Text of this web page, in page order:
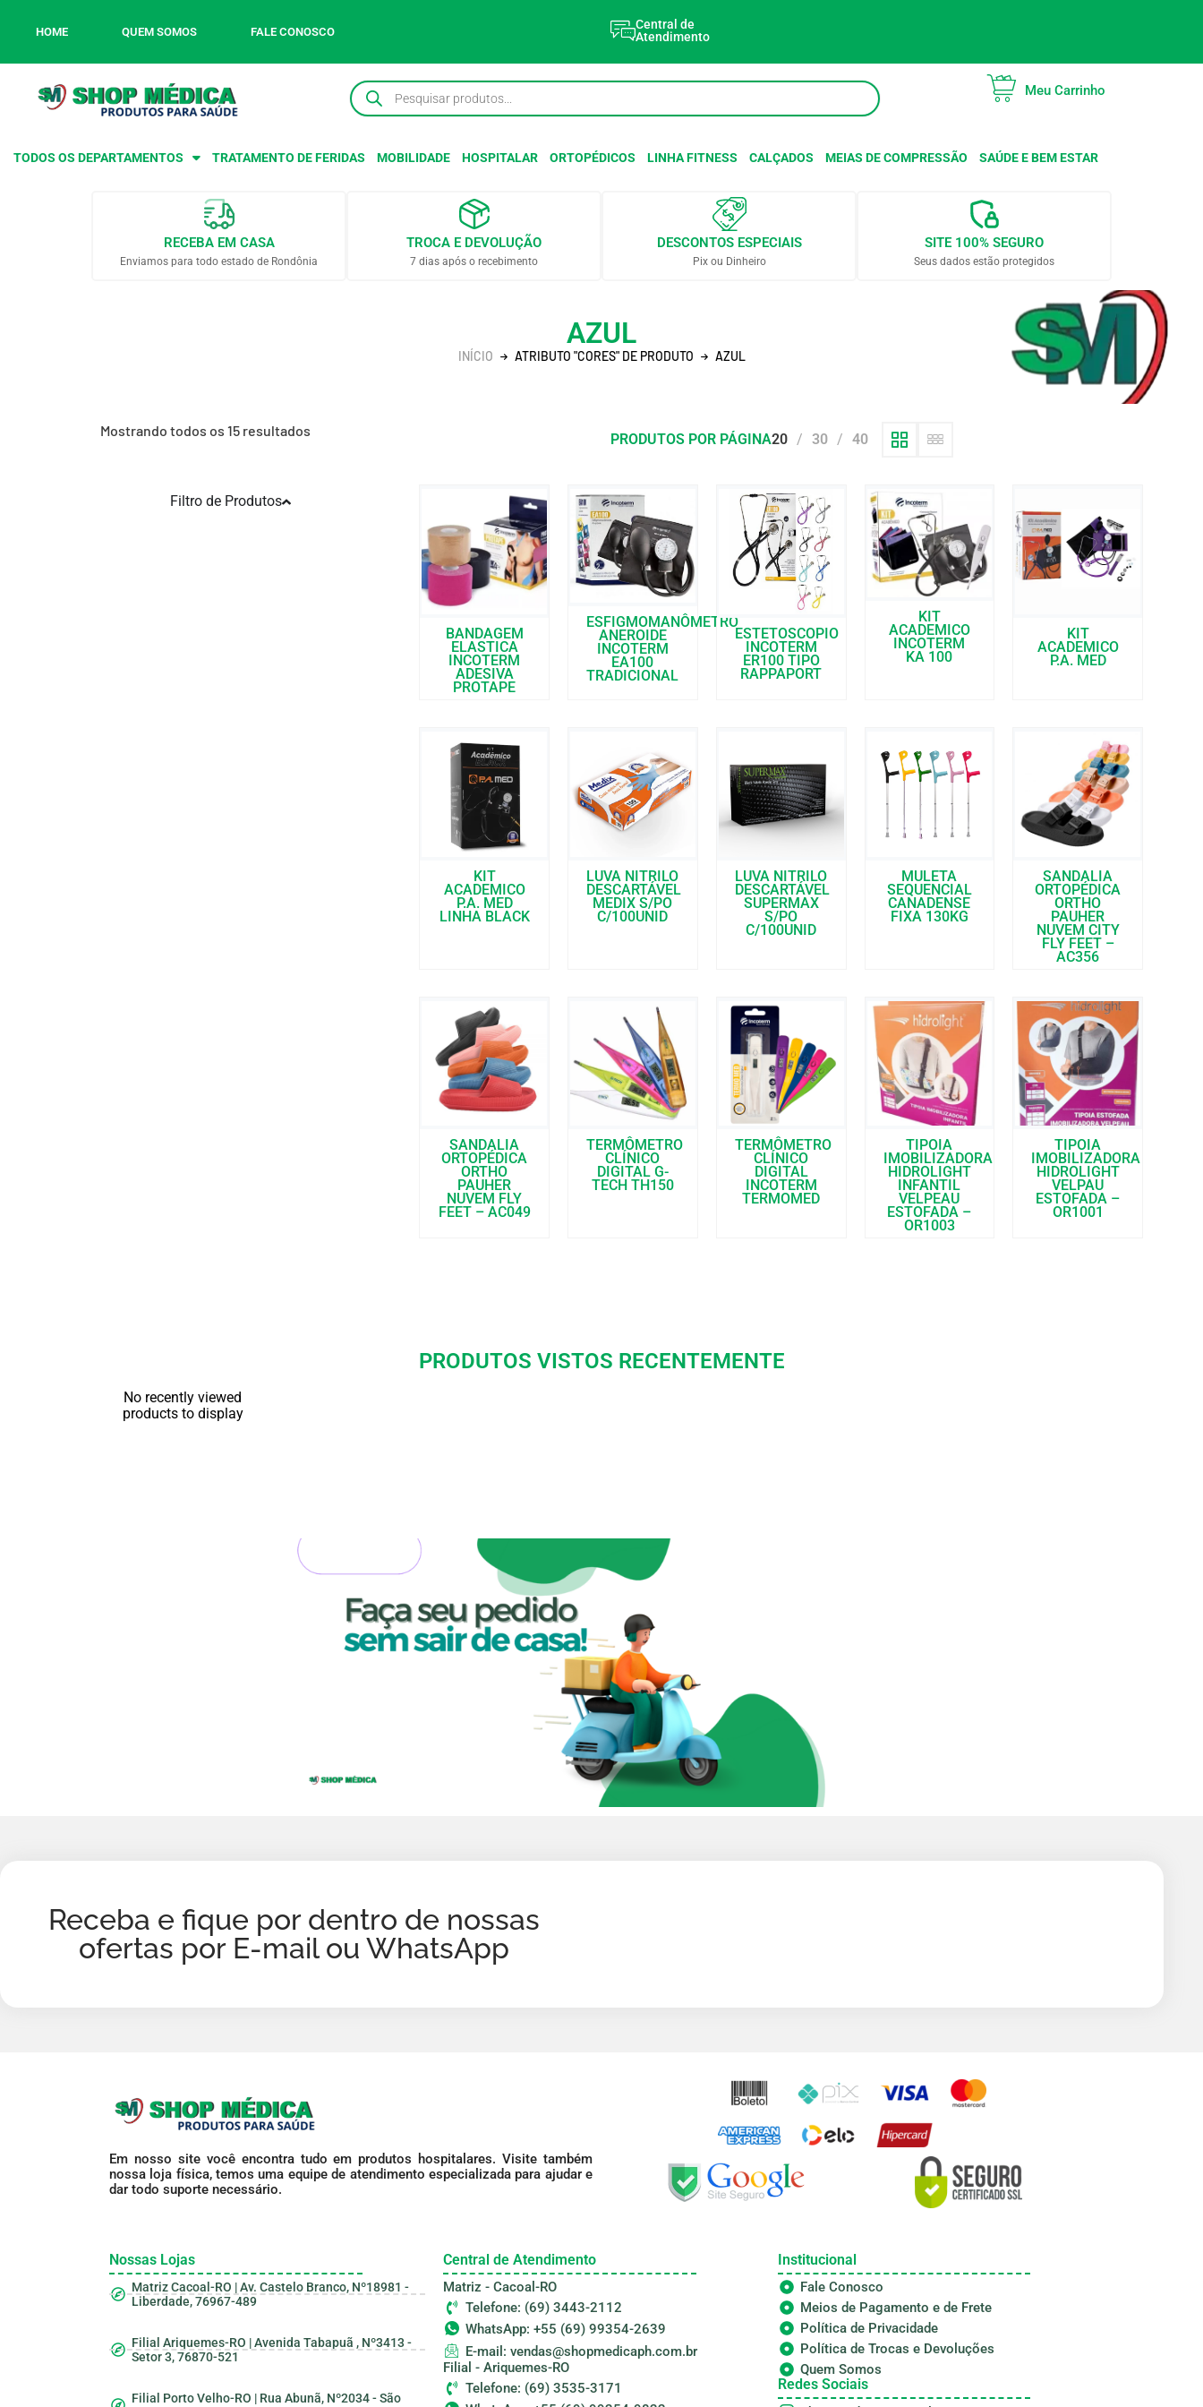
HOME QUEM SOMOS FALE CONOSCO
Central de
Atendimento
Meu Carrinho
TODOS OS DEPARTAMENTOS TRATAMENTO DE FERIDAS MOBILIDADE HOSPITALAR ORTOPÉDICOS LINHA FITNESS CALÇADOS MEIAS DE COMPRESSÃO SAÚDE E BEM ESTAR
RECEBA EM CASA
Enviamos para todo estado de Rondônia
TROCA E DEVOLUÇÃO
7 dias após o recebimento
DESCONTOS ESPECIAIS
Pix ou Dinheiro
SITE 100% SEGURO
Seus dados estão protegidos
AZUL
INÍCIO ATRIBUTO "CORES" DE PRODUTO AZUL
Mostrando todos os 15 resultados
PRODUTOS POR PÁGINA20 30 40
Filtro de Produtos
BANDAGEM
ELASTICA
INCOTERM
ADESIVA
PROTAPE
ESFIGMOMANÔMETRO
ANEROIDE
INCOTERM
EA100
TRADICIONAL
ESTETOSCOPIO
INCOTERM
ER100 TIPO
RAPPAPORT
KIT
ACADEMICO
INCOTERM
KA 100
KIT
ACADEMICO
P.A. MED
KIT
ACADEMICO
P.A. MED
LINHA BLACK
LUVA NITRILO
DESCARTÁVEL
MEDIX S/PO
C/100UNID
LUVA NITRILO
DESCARTÁVEL
SUPERMAX
S/PO
C/100UNID
MULETA
SEQUENCIAL
CANADENSE
FIXA 130KG
SANDALIA
ORTOPÉDICA
ORTHO
PAUHER
NUVEM CITY
FLY FEET –
AC356
SANDALIA
ORTOPÉDICA
ORTHO
PAUHER
NUVEM FLY
FEET – AC049
TERMÔMETRO
CLÍNICO
DIGITAL G-
TECH TH150
TERMÔMETRO
CLÍNICO
DIGITAL
INCOTERM
TERMOMED
TIPOIA
IMOBILIZADORA
HIDROLIGHT
INFANTIL
VELPEAU
ESTOFADA –
OR1003
TIPOIA
IMOBILIZADORA
HIDROLIGHT
VELPAU
ESTOFADA –
OR1001
PRODUTOS VISTOS RECENTEMENTE
No recently viewed
products to display
Receba e fique por dentro de nossas
ofertas por E-mail ou WhatsApp
Em nosso site você encontra tudo em produtos hospitalares. Visite também
nossa loja física, temos uma equipe de atendimento especializada para ajudar e
dar todo suporte necessário.
Nossas Lojas
Matriz Cacoal-RO | Av. Castelo Branco, Nº18981 -
Liberdade, 76967-489
Filial Ariquemes-RO | Avenida Tabapuã , Nº3413 -
Setor 3, 76870-521
Filial Porto Velho-RO | Rua Abunã, Nº2034 - São
Central de Atendimento
Matriz - Cacoal-RO
Telefone: (69) 3443-2112
WhatsApp: +55 (69) 99354-2639
E-mail: vendas@shopmedicaph.com.br
Filial - Ariquemes-RO
Telefone: (69) 3535-3171
Institucional
Fale Conosco
Meios de Pagamento e de Frete
Política de Privacidade
Política de Trocas e Devoluções
Quem Somos
Redes Sociais